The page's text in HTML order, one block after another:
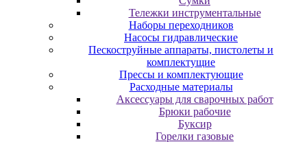
Тележки инструментальные
Наборы переходников
Насосы гидравлические
Пескоструйные аппараты, пистолеты и
комплектущие
Прессы и комплектующие
Расходные материалы
Аксессуары для сварочных работ
Брюки рабочие
Буксир
Горелки газовые